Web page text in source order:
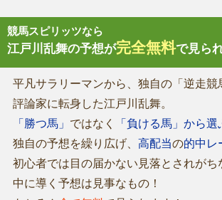
競馬スピリッツなら
江戸川乱舞の予想が完全無料で見ら
平凡サラリーマンから、独自の「逆走競
評論家に転身した江戸川乱舞。
「勝つ馬」 ではなく 「負ける馬」から選
独自の予想を繰り広げ、 高配当の的中レ
初心者では目の届かない見落とされがち
中に導く予想は見事なもの！